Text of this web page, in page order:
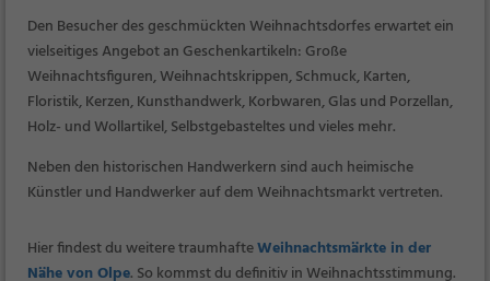
Den Besucher des geschmückten Weihnachtsdorfes erwartet ein
vielseitiges Angebot an Geschenkartikeln: Große
Weihnachtsfiguren, Weihnachtskrippen, Schmuck, Karten,
Floristik, Kerzen, Kunsthandwerk, Korbwaren, Glas und Porzellan,
Holz- und Wollartikel, Selbstgebasteltes und vieles mehr.
Neben den historischen Handwerkern sind auch heimische
Künstler und Handwerker auf dem Weihnachtsmarkt vertreten.
Hier findest du weitere traumhafteWeihnachtsmärkte in der
Nähe von Olpe. So kommst du definitiv in Weihnachtsstimmung.